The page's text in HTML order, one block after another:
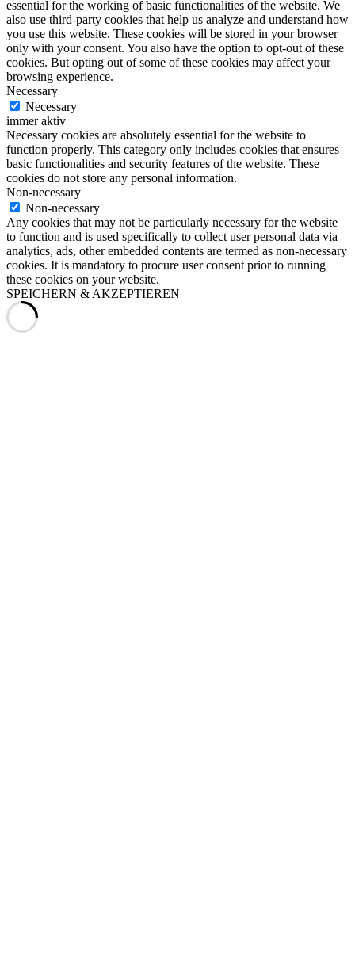
essential for the working of basic functionalities of the website. We
also use third-party cookies that help us analyze and understand how
you use this website. These cookies will be stored in your browser
only with your consent. You also have the option to opt-out of these
cookies. But opting out of some of these cookies may affect your
browsing experience.
Necessary
Necessary
immer aktiv
Necessary cookies are absolutely essential for the website to
function properly. This category only includes cookies that ensures
basic functionalities and security features of the website. These
cookies do not store any personal information.
Non-necessary
Non-necessary
Any cookies that may not be particularly necessary for the website
to function and is used specifically to collect user personal data via
analytics, ads, other embedded contents are termed as non-necessary
cookies. It is mandatory to procure user consent prior to running
these cookies on your website.
SPEICHERN & AKZEPTIEREN